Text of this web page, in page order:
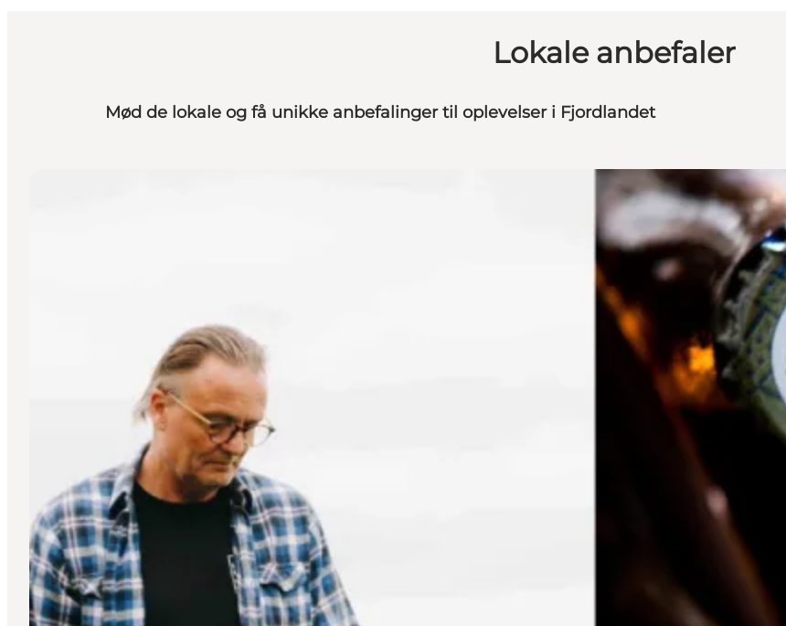
Lokale anbefaler
Mød de lokale og få unikke anbefalinger til oplevelser i Fjordlandet